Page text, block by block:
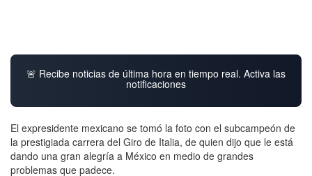
🚨 Recibe noticias de última hora en tiempo real. Activa las
notificaciones
El expresidente mexicano se tomó la foto con el subcampeón de
la prestigiada carrera del Giro de Italia, de quien dijo que le está
dando una gran alegría a México en medio de grandes
problemas que padece.